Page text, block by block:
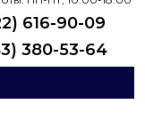
616-90-09
380-53-64